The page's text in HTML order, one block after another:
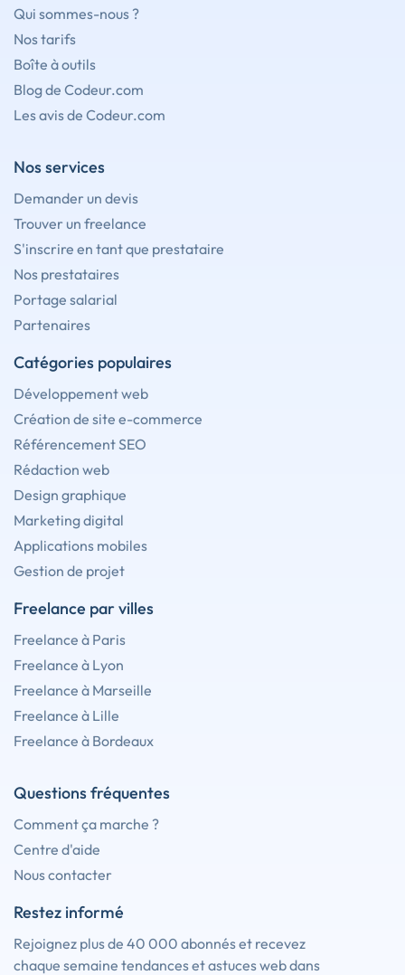
Qui sommes-nous ?
Nos tarifs
Boîte à outils
Blog de Codeur.com
Les avis de Codeur.com
Nos services
Demander un devis
Trouver un freelance
S'inscrire en tant que prestataire
Nos prestataires
Portage salarial
Partenaires
Catégories populaires
Développement web
Création de site e-commerce
Référencement SEO
Rédaction web
Design graphique
Marketing digital
Applications mobiles
Gestion de projet
Freelance par villes
Freelance à Paris
Freelance à Lyon
Freelance à Marseille
Freelance à Lille
Freelance à Bordeaux
Questions fréquentes
Comment ça marche ?
Centre d'aide
Nous contacter
Restez informé
Rejoignez plus de 40 000 abonnés et recevez
chaque semaine tendances et astuces web dans